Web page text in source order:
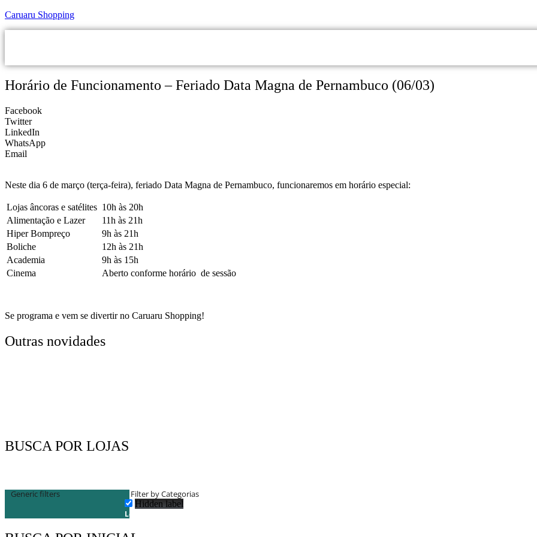
Caruaru Shopping
Horário de Funcionamento – Feriado Data Magna de Pernambuco (06/03)
Facebook
Twitter
LinkedIn
WhatsApp
Email
Neste dia 6 de março (terça-feira), feriado Data Magna de Pernambuco, funcionaremos em horário especial:
Lojas âncoras e satélites 10h às 20h
Alimentação e Lazer
11h às 21h
Hiper Bompreço
9h às 21h
Boliche
12h às 21h
Academia
9h às 15h
Cinema
Aberto conforme horário de sessão
Se programa e vem se divertir no Caruaru Shopping!
Outras novidades
BUSCA POR LOJAS
Generic filters Filter by Categorias
Hidden label
Lojas